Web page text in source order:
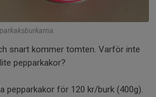
snart kommer tomten. Varför inte
pepparkakor?
pepparkakor för 120 kr/burk (400g).